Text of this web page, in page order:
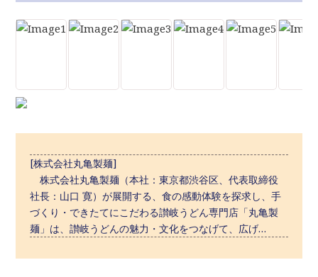
[株式会社丸亀製麺]
株式会社丸亀製麺（本社：東京都渋谷区、代表取締役
社長：山口 寛）が展開する、食の感動体験を探求し、手
づくり・できたてにこだわる讃岐うどん専門店「丸亀製
麺」は、讃岐うどんの魅力・文化をつなげて、広げ…